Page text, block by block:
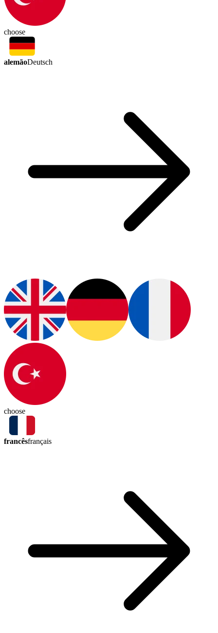
choose
alemãoDeutsch
choose
francêsfrançais